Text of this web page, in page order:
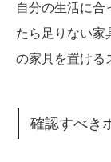
自分の生活に合
たら足りない家
の家具を置ける
確認すべき